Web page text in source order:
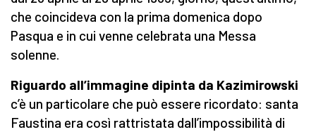
che coincideva con la prima domenica dopo
Pasqua e in cui venne celebrata una Messa
solenne.
Riguardo all’immagine dipinta da Kazimirowski
c’è un particolare che può essere ricordato: santa
Faustina era così rattristata dall’impossibilità di